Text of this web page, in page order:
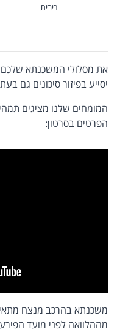
ריבית
את מסלולי המשכנתא
יסייע בפיזור סיכונים גם
המומחים שלנו מציגים
הפרטים בסרטון:
משכנתא בהרכב מנצח
מההלוואה לפני מועד